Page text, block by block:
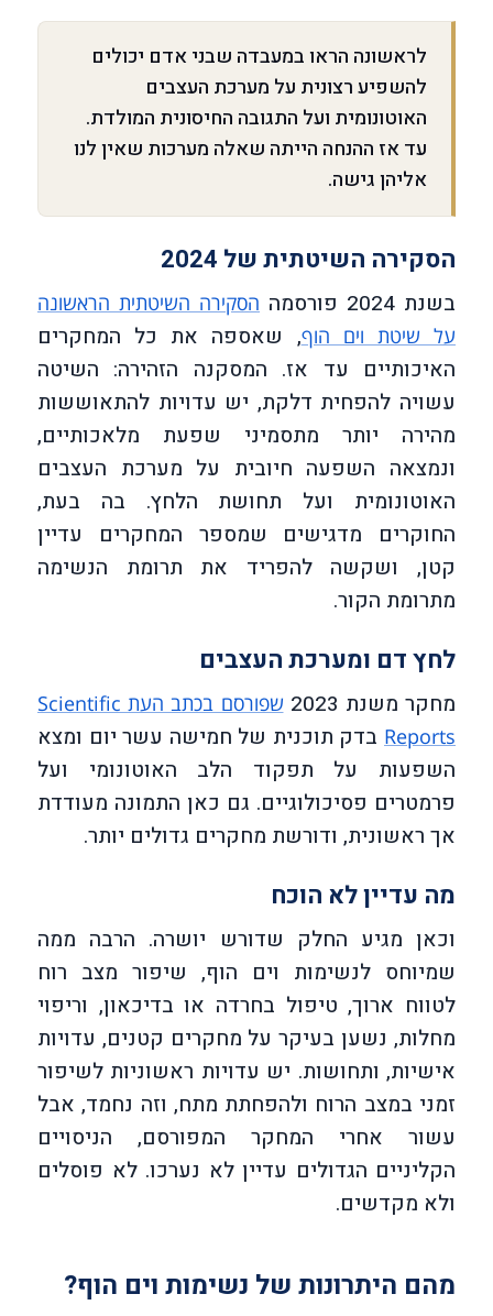
לראשונה הראו במעבדה שבני אדם יכולים
להשפיע רצונית על מערכת העצבים
האוטונומית ועל התגובה החיסונית המולדת.
עד אז ההנחה הייתה שאלה מערכות שאין לנו
אליהן גישה.
הסקירה השיטתית של 2024
בשנת 2024 פורסמה
הסקירה השיטתית הראשונה
על שיטת וים הוף, שאספה את כל המחקרים
האיכותיים עד אז. המסקנה הזהירה: השיטה
עשויה להפחית דלקת, יש עדויות להתאוששות
מהירה יותר מתסמיני שפעת מלאכותיים,
ונמצאה השפעה חיובית על מערכת העצבים
האוטונומית ועל תחושת הלחץ. בה בעת,
החוקרים מדגישים שמספר המחקרים עדיין
קטן, ושקשה להפריד את תרומת הנשימה
מתרומת הקור.
לחץ דם ומערכת העצבים
מחקר משנת 2023
שפורסם בכתב העת Scientific
Reports בדק תוכנית של חמישה עשר יום ומצא
השפעות על תפקוד הלב האוטונומי ועל
פרמטרים פסיכולוגיים. גם כאן התמונה מעודדת
אך ראשונית, ודורשת מחקרים גדולים יותר.
מה עדיין לא הוכח
וכאן מגיע החלק שדורש יושרה. הרבה ממה
שמיוחס לנשימות וים הוף, שיפור מצב רוח
לטווח ארוך, טיפול בחרדה או בדיכאון, וריפוי
מחלות, נשען בעיקר על מחקרים קטנים, עדויות
אישיות, ותחושות. יש עדויות ראשוניות לשיפור
זמני במצב הרוח ולהפחתת מתח, וזה נחמד, אבל
עשור אחרי המחקר המפורסם, הניסויים
הקליניים הגדולים עדיין לא נערכו. לא פוסלים
ולא מקדשים.
מהם היתרונות של נשימות וים הוף?